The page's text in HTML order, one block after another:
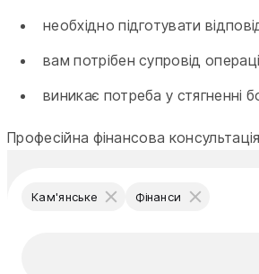
необхідно підготувати
вам потрібен супровід
виникає потреба у стягненні
Професійна фінансова
Кам'янське Фінанси